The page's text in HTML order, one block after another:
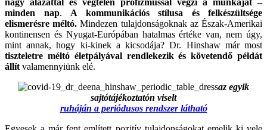
nagy alázattal és végtelen profizmussal végzi a munkáját –
minden nap. A kommunikációs stílusa és felkészültsége
elismerésre méltó.Mindezen tulajdonságoknak az Észak-Amerikai
kontinensen és Nyugat-Európában hatalmas értéke van, nem úgy,
mint annak, hogy ki-kinek a kicsodája? Dr. Hinshaw már most
tiszteletre méltó életpályával rendlekezik és követendő példát
állítvalamennyiünk elé.
az egyik
sajtótájékoztatón viselt
ruháján a periódusos rendszer látható